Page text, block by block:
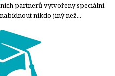
partnerů vytvořeny speciální
nikdo jiný než...